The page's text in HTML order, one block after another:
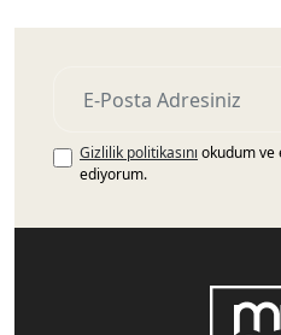
Gizlilik politikasını okudum ve
ediyorum.